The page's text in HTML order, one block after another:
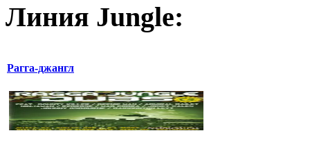
Линия Jungle:
Рагга-джангл